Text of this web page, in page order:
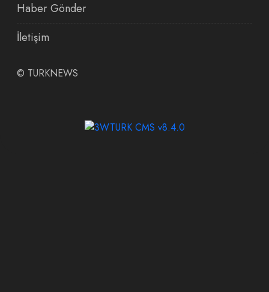
Haber Gönder
İletişim
© TURKNEWS